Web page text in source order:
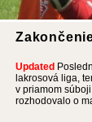
Updated
lakrosová liga,
v priamom
rozhodovalo o